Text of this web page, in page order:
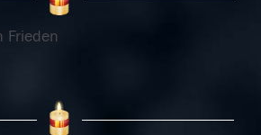
Frieden